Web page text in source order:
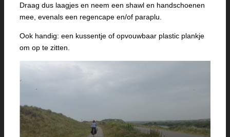
Draag dus laagjes en neem een shawl en handschoenen
mee, evenals een regencape en/of paraplu.
Ook handig: een kussentje of opvouwbaar plastic plankje
om op te zitten.